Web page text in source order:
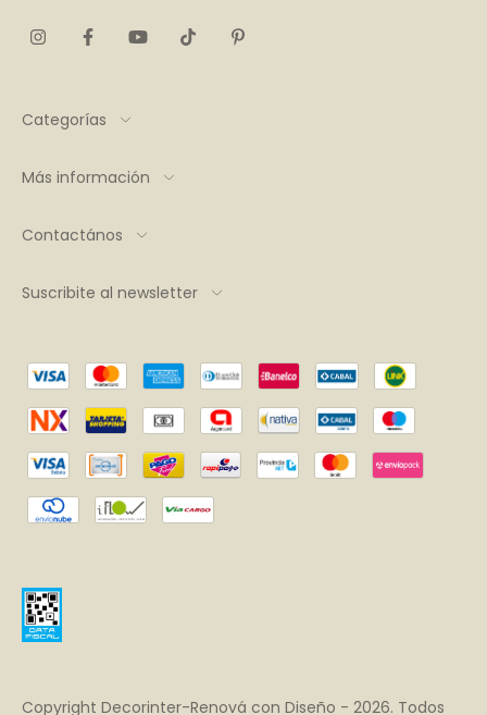
Categorías
Más información
Contactános
Suscribite al newsletter
Copyright Decorinter-Renová con Diseño - 2026. Todos